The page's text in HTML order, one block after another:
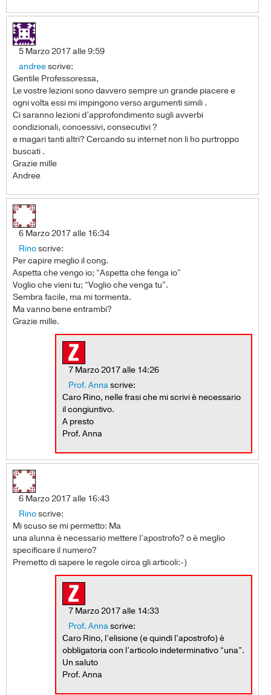
5 Marzo 2017 alle 9:59
andreescrive:
Gentile Professoressa,
Le vostre lezioni sono davvero sempre un grande piacere e
ogni volta essi mi impingono verso argumenti simili .
Ci saranno lezioni d’approfondimento sugli avverbi
condizionali, concessivi, consecutivi ?
e magari tanti altri? Cercando su internet non li ho purtroppo
buscati .
Grazie mille
Andree
6 Marzo 2017 alle 16:34
Rinoscrive:
Per capire meglio il cong.
Aspetta che vengo io; “Aspetta che fenga io”
Voglio che vieni tu; “Voglio che venga tu”.
Sembra facile, ma mi tormenta.
Ma vanno bene entrambi?
Grazie mille.
7 Marzo 2017 alle 14:26
Prof. Annascrive:
Caro Rino, nelle frasi che mi scrivi è necessario
il congiuntivo.
A presto
Prof. Anna
6 Marzo 2017 alle 16:43
Rinoscrive:
Mi scuso se mi permetto: Ma
una alunna è necessario mettere l’apostrofo? o è meglio
specificare il numero?
Premetto di sapere le regole circa gli articoli:-)
7 Marzo 2017 alle 14:33
Prof. Annascrive:
Caro Rino, l’elisione (e quindi l’apostrofo) è
obbligatoria con l’articolo indeterminativo “una”.
Un saluto
Prof. Anna